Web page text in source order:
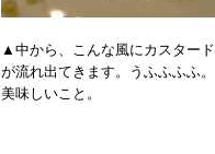
▲中から、こんな風にカスタード
が流れ出てきます。うふふふふ。
美味しいこと。